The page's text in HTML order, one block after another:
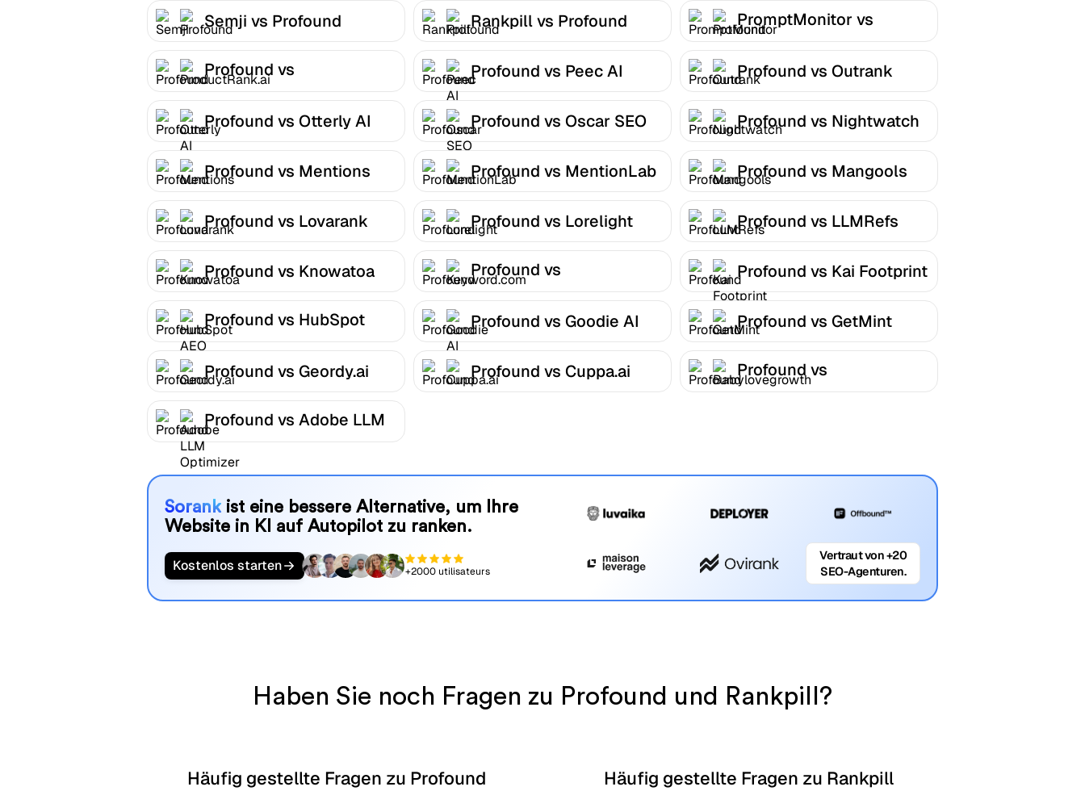
Semji vs Profound Rankpill vs Profound
PromptMonitor vs
Profound
Profound vs
ProductRank.ai
Profound vs Peec AI Profound vs Outrank
Profound vs Otterly AI Profound vs Oscar SEO Profound vs Nightwatch
Profound vs Mentions Profound vs MentionLab Profound vs Mangools
Profound vs Lovarank Profound vs Lorelight Profound vs LLMRefs
Profound vs Knowatoa
Profound vs
Keyword.com
Profound vs Kai Footprint
Profound vs HubSpot
AEO
Profound vs Goodie AI Profound vs GetMint
Profound vs Geordy.ai Profound vs Cuppa.ai
Profound vs
Babylovegrowth
Profound vs Adobe LLM
Optimizer
Sorankist eine bessere Alternative, um Ihre
Website in KI auf Autopilot zu ranken.
Kostenlos starten +2000 utilisateurs
Vertraut von +20
SEO-Agenturen.
Haben Sie noch Fragen zu Profound und Rankpill?
Häufig gestellte Fragen zu Profound Häufig gestellte Fragen zu Rankpill